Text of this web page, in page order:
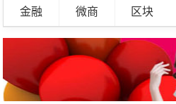
金融 微商 区块